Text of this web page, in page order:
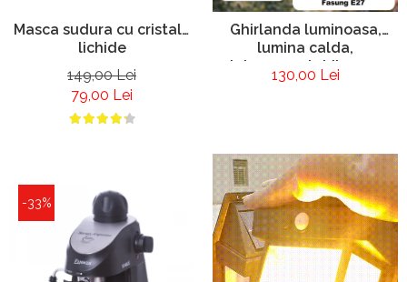
Pompe De Stropit Si
Polizoare
Pompe Si Hidrofoare
Masca sudura cu cristale
lichide
149,00 Lei
79,00 Lei
Ghirlanda luminoasa,
lumina calda,
interconectabila 10m
20Led
130,00 Lei
-33%